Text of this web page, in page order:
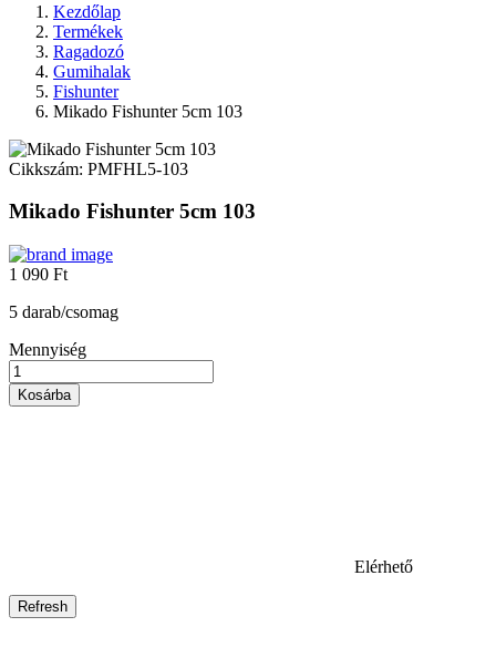
Kezdőlap
Termékek
Ragadozó
Gumihalak
Fishunter
Mikado Fishunter 5cm 103
Cikkszám: PMFHL5-103
Mikado Fishunter 5cm 103
1 090 Ft
5 darab/csomag
Mennyiség
Kosárba
Elérhető